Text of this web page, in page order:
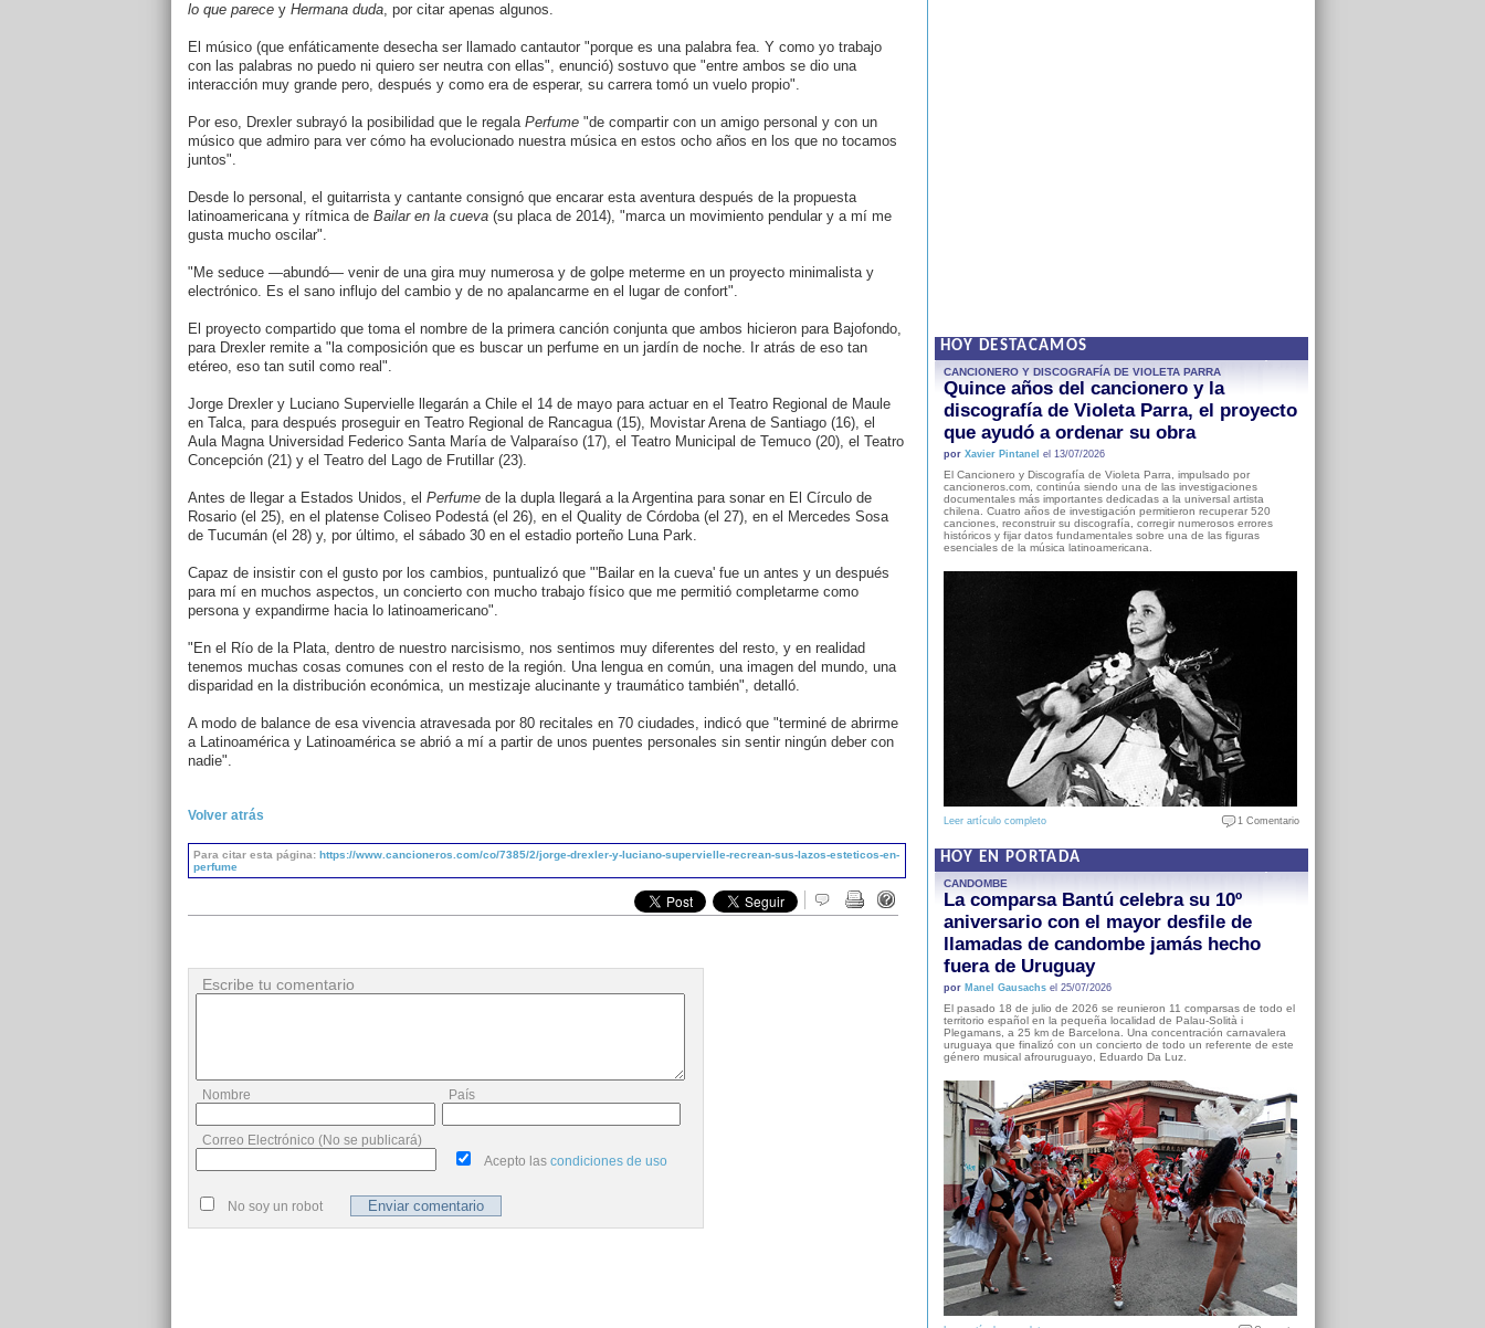
lo que parecey Hermana duda, por citar apenas algunos.
El músico (que enfáticamente desecha ser llamado cantautor "porque es una palabra fea. Y como yo trabajo
con las palabras no puedo ni quiero ser neutra con ellas", enunció) sostuvo que "entre ambos se dio una
interacción muy grande pero, después y como era de esperar, su carrera tomó un vuelo propio".
Por eso, Drexler subrayó la posibilidad que le regala Perfume"de compartir con un amigo personal y con un
músico que admiro para ver cómo ha evolucionado nuestra música en estos ocho años en los que no tocamos
juntos".
Desde lo personal, el guitarrista y cantante consignó que encarar esta aventura después de la propuesta
latinoamericana y rítmica de Bailar en la cueva(su placa de 2014), "marca un movimiento pendular y a mí me
gusta mucho oscilar".
"Me seduce —abundó— venir de una gira muy numerosa y de golpe meterme en un proyecto minimalista y
electrónico. Es el sano influjo del cambio y de no apalancarme en el lugar de confort".
El proyecto compartido que toma el nombre de la primera canción conjunta que ambos hicieron para Bajofondo,
para Drexler remite a "la composición que es buscar un perfume en un jardín de noche. Ir atrás de eso tan
etéreo, eso tan sutil como real".
Jorge Drexler y Luciano Supervielle llegarán a Chile el 14 de mayo para actuar en el Teatro Regional de Maule
en Talca, para después proseguir en Teatro Regional de Rancagua (15), Movistar Arena de Santiago (16), el
Aula Magna Universidad Federico Santa María de Valparaíso (17), el Teatro Municipal de Temuco (20), el Teatro
Concepción (21) y el Teatro del Lago de Frutillar (23).
Antes de llegar a Estados Unidos, el Perfumede la dupla llegará a la Argentina para sonar en El Círculo de
Rosario (el 25), en el platense Coliseo Podestá (el 26), en el Quality de Córdoba (el 27), en el Mercedes Sosa
de Tucumán (el 28) y, por último, el sábado 30 en el estadio porteño Luna Park.
Capaz de insistir con el gusto por los cambios, puntualizó que "'Bailar en la cueva' fue un antes y un después
para mí en muchos aspectos, un concierto con mucho trabajo físico que me permitió completarme como
persona y expandirme hacia lo latinoamericano".
"En el Río de la Plata, dentro de nuestro narcisismo, nos sentimos muy diferentes del resto, y en realidad
tenemos muchas cosas comunes con el resto de la región. Una lengua en común, una imagen del mundo, una
disparidad en la distribución económica, un mestizaje alucinante y traumático también", detalló.
A modo de balance de esa vivencia atravesada por 80 recitales en 70 ciudades, indicó que "terminé de abrirme
a Latinoamérica y Latinoamérica se abrió a mí a partir de unos puentes personales sin sentir ningún deber con
nadie".
Volver atrás
Para citar esta página: https://www.cancioneros.com/co/7385/2/jorge-drexler-y-luciano-supervielle-recrean-sus-lazos-esteticos-en-
perfume
Escribe tu comentario
Nombre País
Correo Electrónico (No se publicará)
Acepto las condiciones de uso
No soy un robot
HOY DESTACAMOS
CANCIONERO Y DISCOGRAFÍA DE VIOLETA PARRA
Quince años del cancionero y la
discografía de Violeta Parra, el proyecto
que ayudó a ordenar su obra
por Xavier Pintanel el 13/07/2026
El Cancionero y Discografía de Violeta Parra, impulsado por
cancioneros.com, continúa siendo una de las investigaciones
documentales más importantes dedicadas a la universal artista
chilena. Cuatro años de investigación permitieron recuperar 520
canciones, reconstruir su discografía, corregir numerosos errores
históricos y fijar datos fundamentales sobre una de las figuras
esenciales de la música latinoamericana.
Leer artículo completo 1 Comentario
HOY EN PORTADA
CANDOMBE
La comparsa Bantú celebra su 10º
aniversario con el mayor desfile de
llamadas de candombe jamás hecho
fuera de Uruguay
por Manel Gausachsel 25/07/2026
El pasado 18 de julio de 2026 se reunieron 11 comparsas de todo el
territorio español en la pequeña localidad de Palau-Solità i
Plegamans, a 25 km de Barcelona. Una concentración carnavalera
uruguaya que finalizó con un concierto de todo un referente de este
género musical afrouruguayo, Eduardo Da Luz.